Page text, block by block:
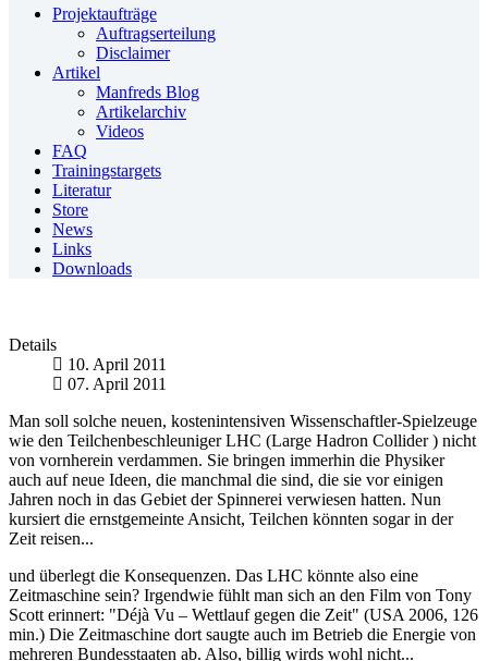
Projektaufträge
Auftragserteilung
Disclaimer
Artikel
Manfreds Blog
Artikelarchiv
Videos
FAQ
Trainingstargets
Literatur
Store
News
Links
Downloads
Details
10. April 2011
07. April 2011
Man soll solche neuen, kostenintensiven Wissenschaftler-Spielzeuge
wie den Teilchenbeschleuniger LHC (Large Hadron Collider ) nicht
von vornherein verdammen. Sie bringen immerhin die Physiker
auch auf neue Ideen, die manchmal die sind, die sie vor einigen
Jahren noch in das Gebiet der Spinnerei verwiesen hatten. Nun
kursiert die ernstgemeinte Ansicht, Teilchen könnten sogar in der
Zeit reisen...
und überlegt die Konsequenzen. Das LHC könnte also eine
Zeitmaschine sein? Irgendwie fühlt man sich an den Film von Tony
Scott erinnert: "Déjà Vu – Wettlauf gegen die Zeit" (USA 2006, 126
min.) Die Zeitmaschine dort saugte auch im Betrieb die Energie von
mehreren Bundesstaaten ab. Also, billig wirds wohl nicht...